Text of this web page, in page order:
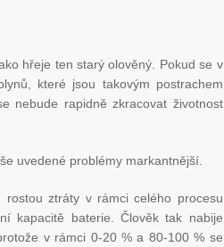
hřeje ten starý olověný. Pokud se v
které jsou takovým postrachem
nebude rapidně zkracovat životnost
uvedené problémy markantnější.
ztráty v rámci celého procesu
kapacitě baterie. Člověk tak nabije
v rámci 0-20 % a 80-100 % se